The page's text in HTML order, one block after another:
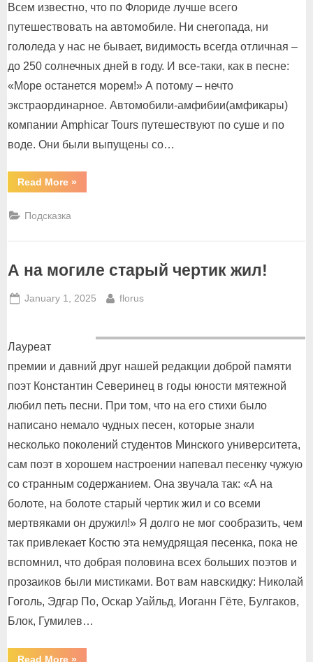
Всем известно, что по Флориде лучше всего
путешествовать на автомобиле. Ни снегопада, ни
гололеда у нас не бывает, видимость всегда отличная –
до 250 солнечных дней в году. И все-таки, как в песне:
«Море останется морем!» А потому – нечто
экстраординарное. Автомобили-амфибии(амфикары)
компании Amphicar Tours путешествуют по суше и по
воде. Они были выпущены со…
Read More“По
воде
суху!”
»
Подсказка
А на могиле старый чертик жил!
Posted
January 1, 2025 By
florus
Лауреат
премии и давний друг нашей редакции доброй памяти
поэт Константин Северинец в годы юности мятежной
любил петь песни. При том, что на его стихи было
написано немало чудных песен, которые знали
несколько поколений студентов Минского университета,
сам поэт в хорошем настроении напевал песенку чужую
со странным содержанием. Она звучала так: «А на
болоте, на болоте старый чертик жил и со всеми
мертвяками он дружил!» Я долго не мог сообразить, чем
так привлекает Костю эта немудрящая песенка, пока не
вспомнил, что добрая половина всех больших поэтов и
прозаиков были мистиками. Вот вам навскидку: Николай
Гоголь, Эдгар По, Оскар Уайльд, Иоганн Гёте, Булгаков,
Блок, Гумилев…
Read More“А
»